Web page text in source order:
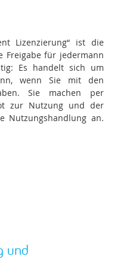
Lizenzierung“ ist die
Freigabe für jedermann
Es handelt sich um
wenn Sie mit den
Sie machen per
zur Nutzung und der
Nutzungshandlung an.
und